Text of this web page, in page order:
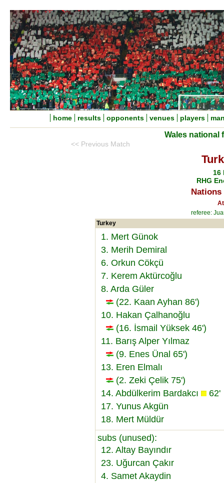
home results opponents venues players
Wales national
<< Previous Match
16
RHG
Nations
referee:
Turkey
1. Mert Günok
3. Merih Demiral
6. Orkun Cökçü
7. Kerem Aktürcoğlu
8. Arda Güler
(22. Kaan Ayhan 86')
10. Hakan Çalhanoğlu
(16. İsmail Yüksek 46')
11. Barış Alper Yılmaz
(9. Enes Ünal 65')
13. Eren Elmalı
(2. Zeki Çelik 75')
14. Abdülkerim Bardakcı
62'
17. Yunus Akgün
18. Mert Müldür
subs (unused):
12. Altay Bayındır
23. Uğurcan Çakır
4. Samet Akaydin